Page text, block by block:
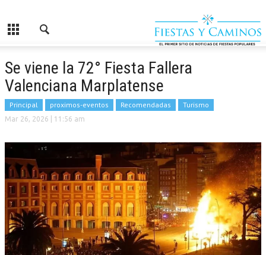
Se viene la 72° Fiesta Fallera
Valenciana Marplatense
Principal proximos-eventos Recomendadas Turismo
Mar 26, 2026 | 11:56 am